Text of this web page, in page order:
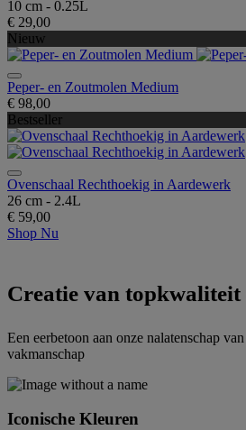
10 cm - 0.25L
€ 29,00
Nieuw
Peper- en Zoutmolen Medium
€ 98,00
Bestseller
Ovenschaal Rechthoekig in Aardewerk
26 cm - 2.4L
€ 59,00
Shop Nu
Creatie van topkwaliteit
Een eerbetoon aan onze nalatenschap
vakmanschap
Iconische Kleuren